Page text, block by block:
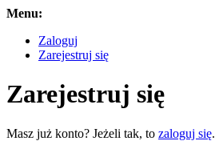
Menu:
Zaloguj
Zarejestruj się
Zarejestruj się
Masz już konto? Jeżeli tak, to zaloguj się.